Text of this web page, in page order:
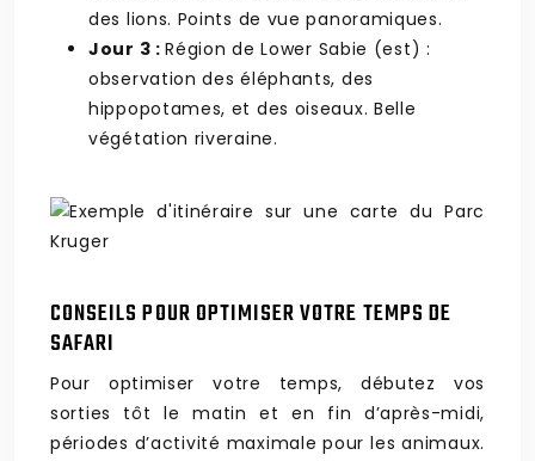
des lions. Points de vue panoramiques.
Jour 3 :Région de Lower Sabie (est) :
observation des éléphants, des
hippopotames, et des oiseaux. Belle
végétation riveraine.
CONSEILS POUR OPTIMISER VOTRE TEMPS DE
SAFARI
Pour optimiser votre temps, débutez vos
sorties tôt le matin et en fin d’après-midi,
périodes d’activité maximale pour les animaux.